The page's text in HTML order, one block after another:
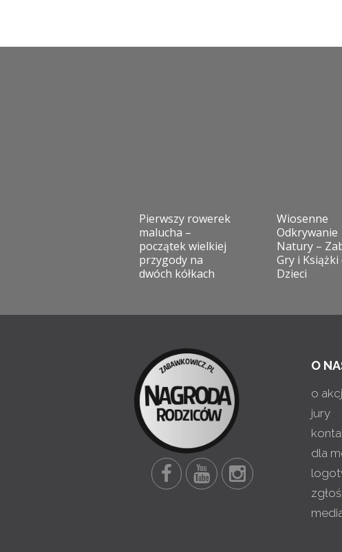
Pierwszy rowerek
malucha –
początek wielkiej
przygody na
dwóch kółkach
Wiosenne
Odkrywanie
Natury –
Gry i Książki
Dzieci
O
o
jury
dla